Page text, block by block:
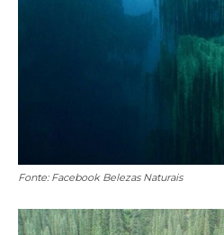
Fonte: Facebook Belezas Naturais